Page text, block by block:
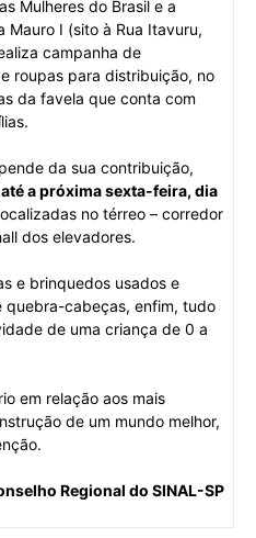
Mulheres do Brasil e a
Mauro I (sito à Rua Itavuru,
campanha de
roupas para distribuição, no
da favela que conta com
da sua contribuição,
até a próxima sexta-feira, dia
no térreo – corredor
dos elevadores.
e brinquedos usados e
quebra-cabeças, enfim, tudo
de uma criança de 0 a
em relação aos mais
de um mundo melhor,
Regional do SINAL-SP